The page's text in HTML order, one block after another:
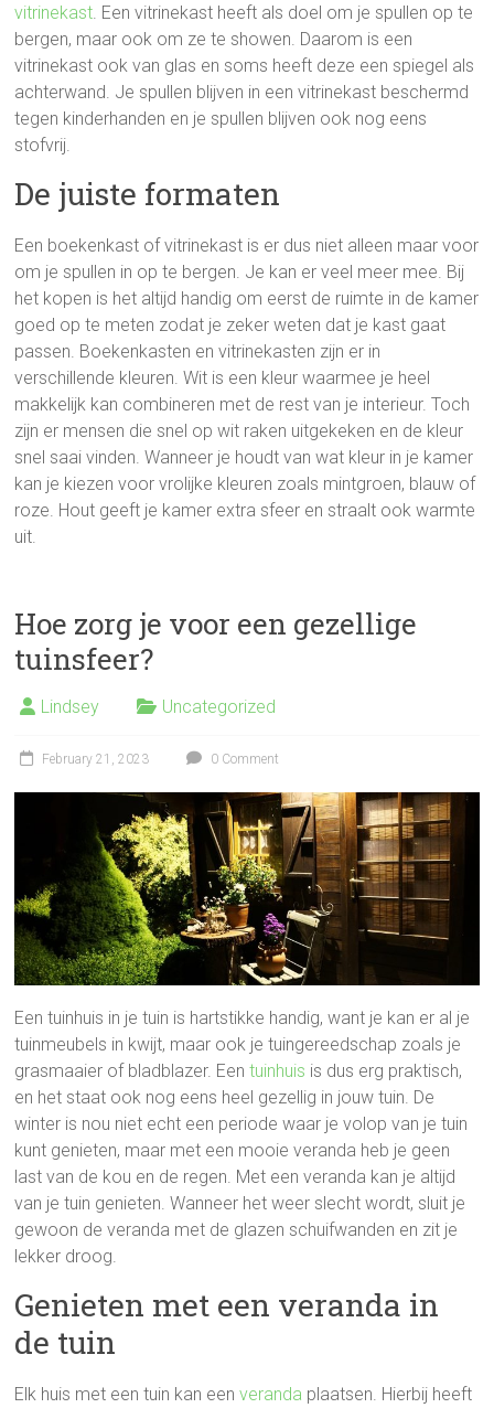
vitrinekast. Een vitrinekast heeft als doel om je spullen op te
bergen, maar ook om ze te showen. Daarom is een
vitrinekast ook van glas en soms heeft deze een spiegel als
achterwand. Je spullen blijven in een vitrinekast beschermd
tegen kinderhanden en je spullen blijven ook nog eens
stofvrij.
De juiste formaten
Een boekenkast of vitrinekast is er dus niet alleen maar voor
om je spullen in op te bergen. Je kan er veel meer mee. Bij
het kopen is het altijd handig om eerst de ruimte in de kamer
goed op te meten zodat je zeker weten dat je kast gaat
passen. Boekenkasten en vitrinekasten zijn er in
verschillende kleuren. Wit is een kleur waarmee je heel
makkelijk kan combineren met de rest van je interieur. Toch
zijn er mensen die snel op wit raken uitgekeken en de kleur
snel saai vinden. Wanneer je houdt van wat kleur in je kamer
kan je kiezen voor vrolijke kleuren zoals mintgroen, blauw of
roze. Hout geeft je kamer extra sfeer en straalt ook warmte
uit.
Hoe zorg je voor een gezellige
tuinsfeer?
Lindsey Uncategorized
February 21, 2023 0 Comment
Een tuinhuis in je tuin is hartstikke handig, want je kan er al je
tuinmeubels in kwijt, maar ook je tuingereedschap zoals je
grasmaaier of bladblazer. Eentuinhuis is dus erg praktisch,
en het staat ook nog eens heel gezellig in jouw tuin. De
winter is nou niet echt een periode waar je volop van je tuin
kunt genieten, maar met een mooie veranda heb je geen
last van de kou en de regen. Met een veranda kan je altijd
van je tuin genieten. Wanneer het weer slecht wordt, sluit je
gewoon de veranda met de glazen schuifwanden en zit je
lekker droog.
Genieten met een veranda in
de tuin
Elk huis met een tuin kan eenveranda plaatsen. Hierbij heeft